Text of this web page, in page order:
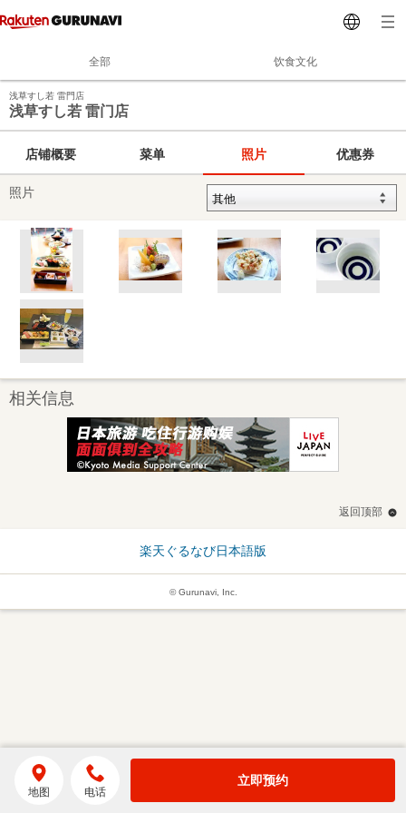
全部 饮食文化
浅草すし若 雷門店
浅草すし若 雷门店
店铺概要 菜单 照片 优惠券
照片
相关信息
返回顶部
楽天ぐるなび日本語版
© Gurunavi, Inc.
地图 电话
立即预约